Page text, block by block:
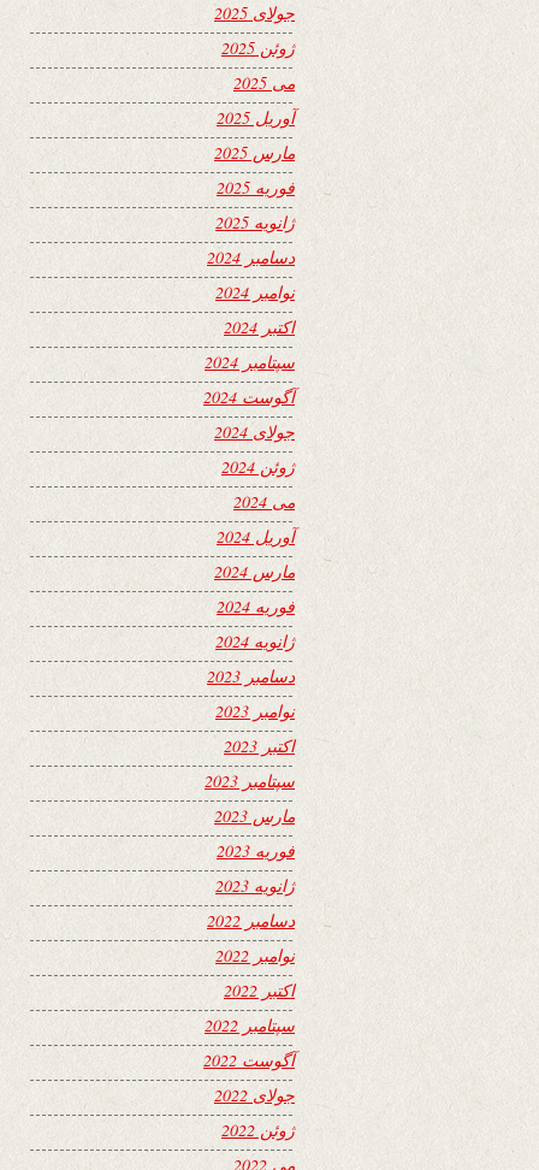
جولای 2025
ژوئن 2025
می 2025
آوریل 2025
مارس 2025
فوریه 2025
ژانویه 2025
دسامبر 2024
نوامبر 2024
اکتبر 2024
سپتامبر 2024
آگوست 2024
جولای 2024
ژوئن 2024
می 2024
آوریل 2024
مارس 2024
فوریه 2024
ژانویه 2024
دسامبر 2023
نوامبر 2023
اکتبر 2023
سپتامبر 2023
مارس 2023
فوریه 2023
ژانویه 2023
دسامبر 2022
نوامبر 2022
اکتبر 2022
سپتامبر 2022
آگوست 2022
جولای 2022
ژوئن 2022
می 2022